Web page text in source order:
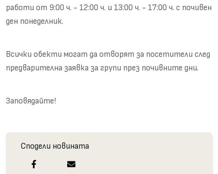
работи от 9:00 ч. - 12:00 ч. и 13:00 ч. - 17:00 ч. с почивен
ден понеделник.
Всички обекти могат да отворят за посетители след
предварителна заявка за групи през почивните дни.
Заповядайте!
Сподели новината